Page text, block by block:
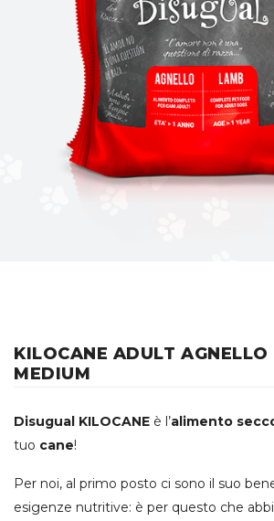
KILOCANE ADULT AGNELLO
MEDIUM
Disugual KILOCANE è l’alimento
tuo cane!
Per noi, al primo posto ci sono il suo
esigenze nutritive: è per questo che